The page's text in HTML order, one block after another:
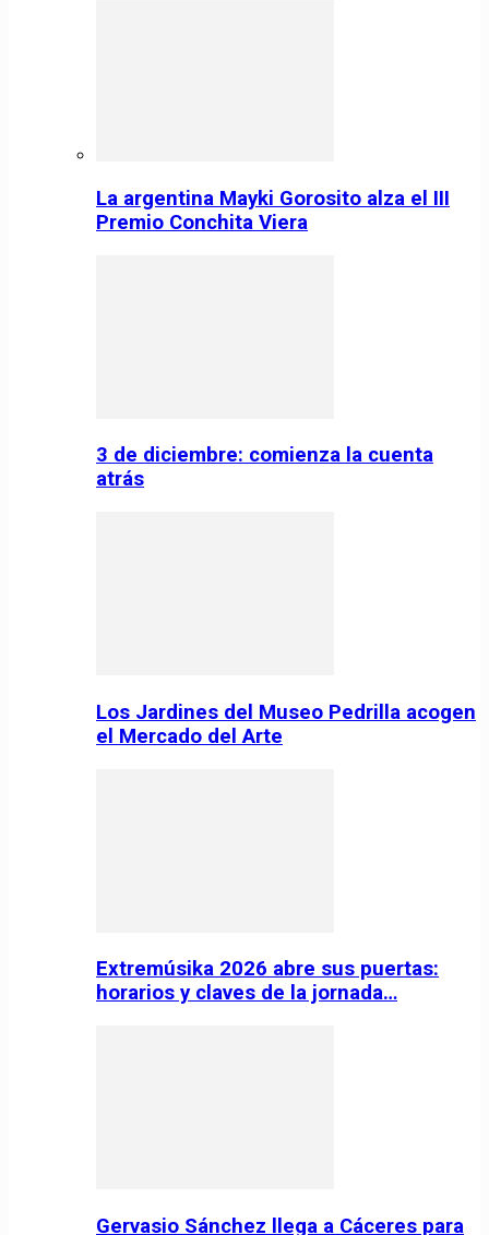
La argentina Mayki Gorosito alza el III
Premio Conchita Viera
3 de diciembre: comienza la cuenta
atrás
Los Jardines del Museo Pedrilla acogen
el Mercado del Arte
Extremúsika 2026 abre sus puertas:
horarios y claves de la jornada…
Gervasio Sánchez llega a Cáceres para